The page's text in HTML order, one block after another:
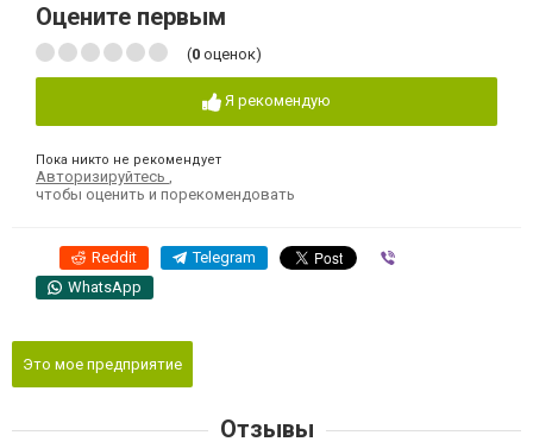
Оцените первым
(0 оценок)
Я рекомендую
Пока никто не рекомендует
Авторизируйтесь
чтобы оценить и порекомендовать
Reddit Telegram
WhatsApp
Это мое предприятие
Отзывы